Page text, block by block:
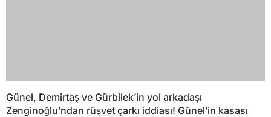
Günel, Demirtaş ve Gürbilek’in yol arkadaşı
Zenginoğlu’ndan rüşvet çarkı iddiası! Günel’in kasası